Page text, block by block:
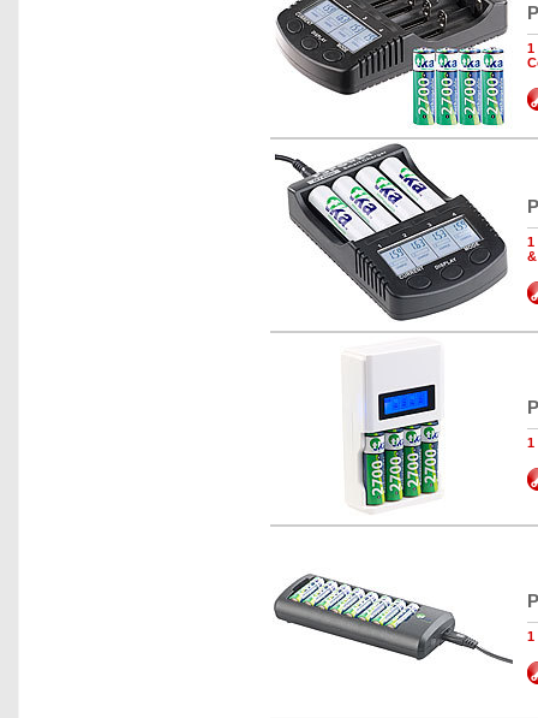
1
1
1
1